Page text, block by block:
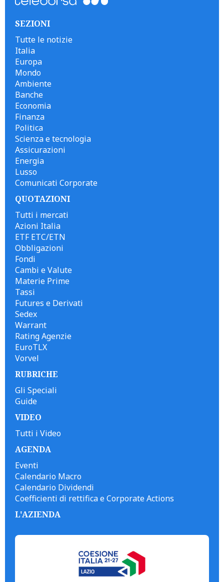
SEZIONI
Tutte le notizie
Italia
Europa
Mondo
Ambiente
Banche
Economia
Finanza
Politica
Scienza e tecnologia
Assicurazioni
Energia
Lusso
Comunicati Corporate
QUOTAZIONI
Tutti i mercati
Azioni Italia
ETF ETC/ETN
Obbligazioni
Fondi
Cambi e Valute
Materie Prime
Tassi
Futures e Derivati
Sedex
Warrant
Rating Agenzie
EuroTLX
Vorvel
RUBRICHE
Gli Speciali
Guide
VIDEO
Tutti i Video
AGENDA
Eventi
Calendario Macro
Calendario Dividendi
Coefficienti di rettifica e Corporate Actions
L'AZIENDA